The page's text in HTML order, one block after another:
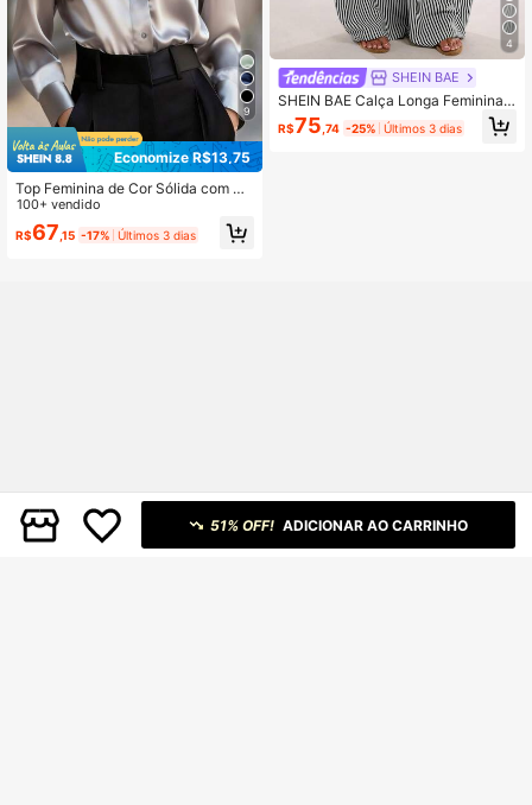
9
Economize R$13,75
Top Feminina de Cor Sólida com Bo
tões, Casual para Primavera
100+ vendido
R$67 ,15 -17% Últimos 3 dias
4
SHEIN BAE
SHEIN BAE Calça Longa Feminina
Casual para Trabalho, Marrom com
Textura Listrada, Corte Solto, Adeq
R$75 ,74 -25% Últimos 3 dias
51% OFF! ADICIONAR AO CARRINHO